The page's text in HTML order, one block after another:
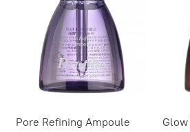
Pore Refining Ampoule